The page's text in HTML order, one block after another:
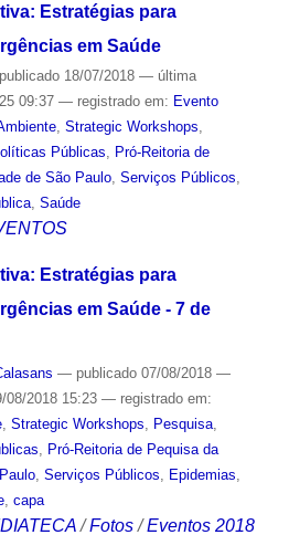
Estratégias para
em Saúde
publicado18/07/2018 — última
09:37 — registrado em: Evento
, Strategic Workshops
Públicas
Pró-Reitoria de
de São Paulo, Serviços Públicos
, Saúde
Estratégias para
em Saúde - 7 de
— publicado07/08/2018 —
08/2018 15:23 — registrado em:
, Strategic Workshops, Pesquisa,
, Pró-Reitoria de Pequisa da
, Serviços Públicos, Epidemias,
, capa
/Fotos /Eventos 2018